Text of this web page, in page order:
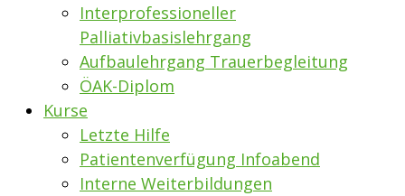
Interprofessioneller
Palliativbasislehrgang
Aufbaulehrgang Trauerbegleitung
ÖAK-Diplom
Kurse
Letzte Hilfe
Patientenverfügung Infoabend
Interne Weiterbildungen